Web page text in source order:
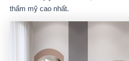
thẩm mỹ cao nhất.